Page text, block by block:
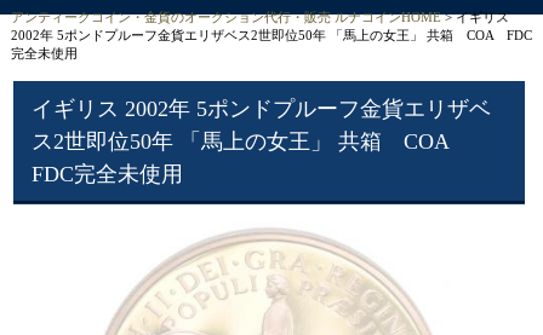
アンティークコイン・金貨のオークション代行・販売 ルナコインHOME> イギリス
2002年 5ポンドプルーフ金貨エリザベス2世即位50年 「馬上の女王」 共箱 COA FDC
完全未使用
イギリス 2002年 5ポンドプルーフ金貨エリザベ
ス2世即位50年 「馬上の女王」 共箱 COA
FDC完全未使用